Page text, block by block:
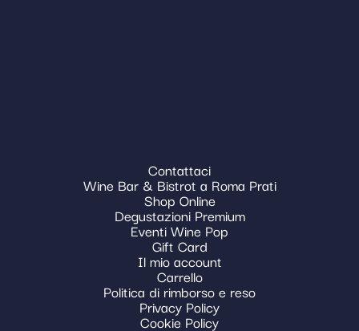
Contattaci
Wine Bar & Bistrot a Roma Prati
Shop Online
Degustazioni Premium
Eventi Wine Pop
Gift Card
Il mio account
Carrello
Politica di rimborso e reso
Privacy Policy
Cookie Policy